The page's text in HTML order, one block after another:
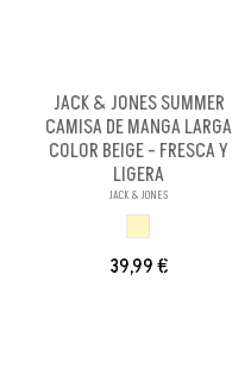
JACK & JONES SUMMER
CAMISA DE MANGA LARGA
COLOR BEIGE - FRESCA Y
LIGERA
JACK & JONES
39,99 €